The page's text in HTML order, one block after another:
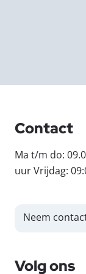
Contact
Ma t/m do:
uur Vrijdag:
Neem
Volg ons